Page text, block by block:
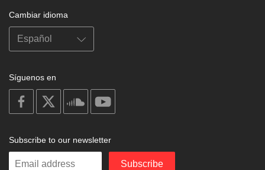
Cambiar idioma
Síguenos en
on
facebook
soundcloud
Subscribe to our newsletter
Enter
Subscribe